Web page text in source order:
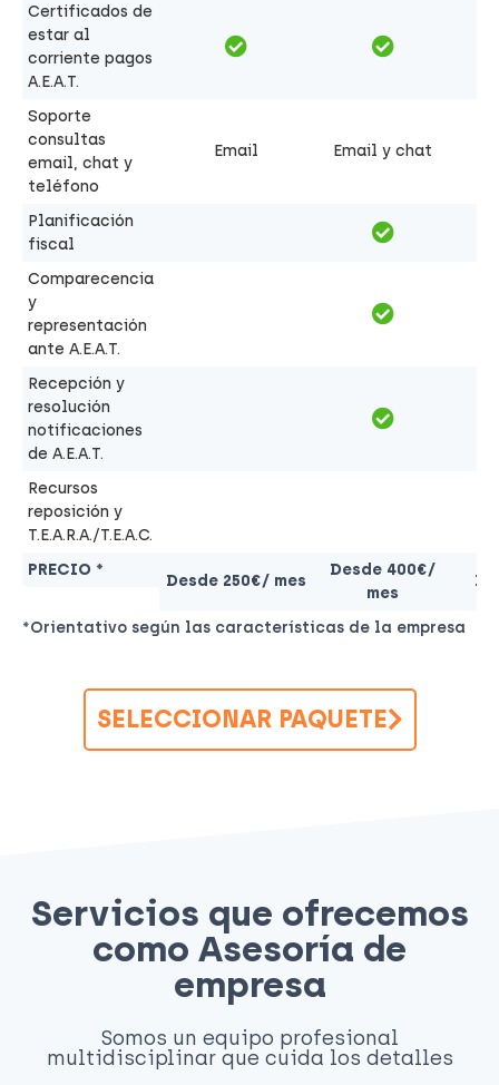
PRECIO *
Desde 250€/ mes
Desde 400€/
mes
Certificados de
estar al
corriente pagos
A.E.A.T.
Soporte
consultas
email, chat y
teléfono
Email Email y chat
Planificación
fiscal
Comparecencia
y
representación
ante A.E.A.T.
Recepción y
resolución
notificaciones
de A.E.A.T.
Recursos
reposición y
T.E.A.R.A./T.E.A.C.
*Orientativo según las características de la empresa
SELECCIONAR PAQUETE
Servicios que ofrecemos
como Asesoría de
empresa
Somos un equipo profesional
multidisciplinar que cuida los detalles